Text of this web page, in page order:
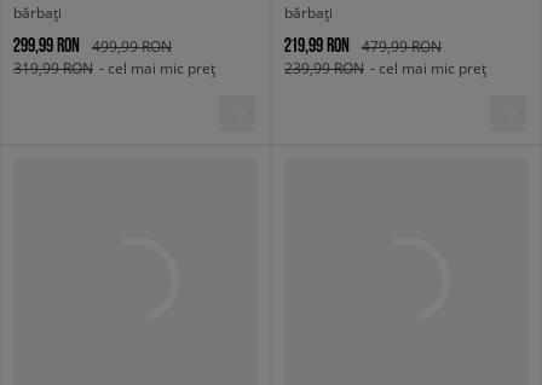
bărbați
299,99 RON
499,99 RON
319,99 RON - cel mai mic preț
bărbați
219,99 RON
479,99 RON
239,99 RON - cel mai mic preț